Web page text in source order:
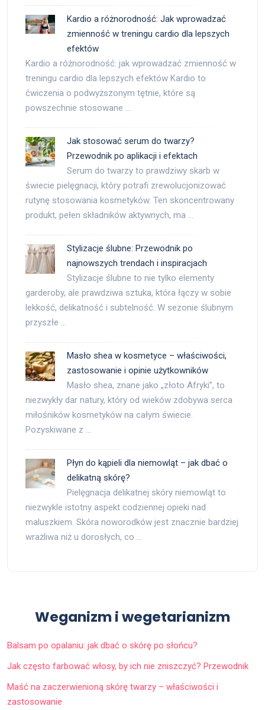
Kardio a różnorodność: Jak wprowadzać
zmienność w treningu cardio dla lepszych
efektów
Kardio a różnorodność: jak wprowadzać zmienność w
treningu cardio dla lepszych efektów Kardio to
ćwiczenia o podwyższonym tętnie, które są
powszechnie stosowane …
Jak stosować serum do twarzy?
Przewodnik po aplikacji i efektach
Serum do twarzy to prawdziwy skarb w
świecie pielęgnacji, który potrafi zrewolucjonizować
rutynę stosowania kosmetyków. Ten skoncentrowany
produkt, pełen składników aktywnych, ma …
Stylizacje ślubne: Przewodnik po
najnowszych trendach i inspiracjach
Stylizacje ślubne to nie tylko elementy
garderoby, ale prawdziwa sztuka, która łączy w sobie
lekkość, delikatność i subtelność. W sezonie ślubnym
przyszłe …
Masło shea w kosmetyce – właściwości,
zastosowanie i opinie użytkowników
Masło shea, znane jako „złoto Afryki”, to
niezwykły dar natury, który od wieków zdobywa serca
miłośników kosmetyków na całym świecie.
Pozyskiwane z …
Płyn do kąpieli dla niemowląt – jak dbać o
delikatną skórę?
Pielęgnacja delikatnej skóry niemowląt to
niezwykle istotny aspekt codziennej opieki nad
maluszkiem. Skóra noworodków jest znacznie bardziej
wrażliwa niż u dorosłych, co …
Weganizm i wegetarianizm
Balsam po opalaniu: jak dbać o skórę po słońcu?
Jak często farbować włosy, by ich nie zniszczyć? Przewodnik
Maść na zaczerwienioną skórę twarzy – właściwości i
zastosowanie